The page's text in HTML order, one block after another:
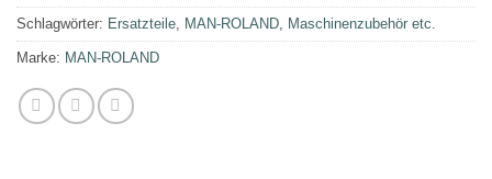
Schlagwörter: Ersatzteile MAN-ROLAND Maschinenzubehör etc.
Marke: MAN-ROLAND